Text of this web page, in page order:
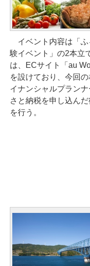
イベント内容は「ふ
験イベント」の2本立
は、ECサイト「au
を設けており、今回
イナンシャルプラン
さと納税を申し込ん
を行う。